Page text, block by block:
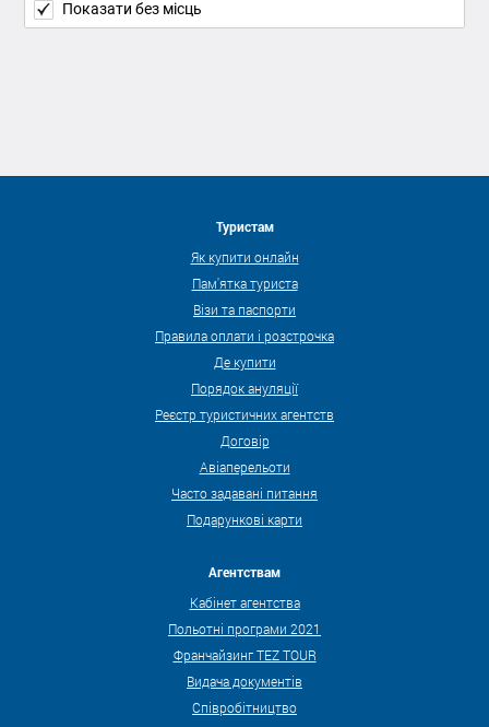
Показати без місць
Туристам
Як купити онлайн
Пам'ятка туриста
Візи та паспорти
Правила оплати і розстрочка
Де купити
Порядок ануляції
Реєстр туристичних агентств
Договір
Авіаперельоти
Часто задавані питання
Подарункові карти
Агентствам
Кабінет агентства
Польотні програми 2021
Франчайзинг TEZ TOUR
Видача документів
Співробітництво